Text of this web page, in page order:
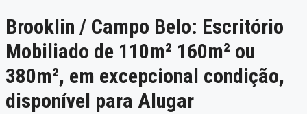
Brooklin / Campo Belo: Escritório
Mobiliado de 110m² 160m² ou
380m², em excepcional condição,
disponível para Alugar